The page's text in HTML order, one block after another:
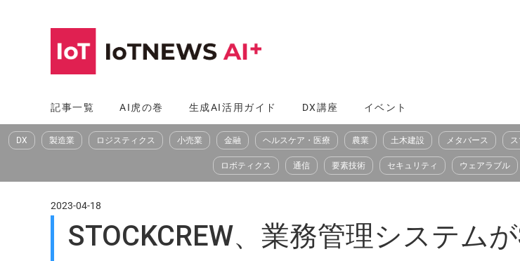
へ
ス
記事一覧 AI虎の巻 生成AI活用ガイド DX講座 イベント
DX 製造業 ロジスティクス 小売業 金融 ヘルスケア・医療 農業 土木建設 メタバース
ロボティクス 通信 要素技術 セキュリティ ウェアラブル
2023-04-18
STOCKCREW、業務管理システム